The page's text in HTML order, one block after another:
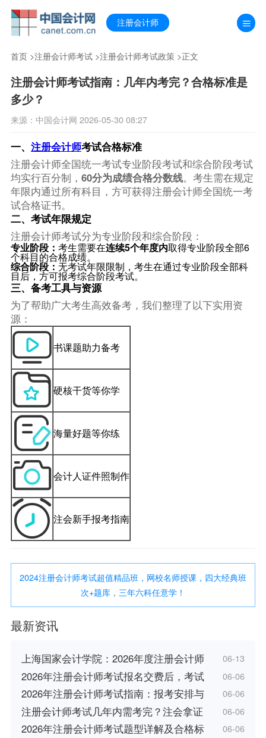
注册会计师
首页>注册会计师考试>注册会计师考试政策>正文
注册会计师考试指南：几年内考完？合格标准是
多少？
来源：中国会计网 2026-05-30 08:27
一、 注册会计师考试合格标准
注册会计师全国统一考试专业阶段考试和综合阶段考试
均实行百分制， 60分为成绩合格分数线。考生需在规定
年限内通过所有科目，方可获得注册会计师全国统一考
试合格证书。
二、考试年限规定
注册会计师考试分为专业阶段和综合阶段：
专业阶段： 考生需要在连续5个年度内取得专业阶段全部6
个科目的合格成绩。
综合阶段：无考试年限限制，考生在通过专业阶段全部科
目后，方可报考综合阶段考试。
三、备考工具与资源
为了帮助广大考生高效备考，我们整理了以下实用资
源：
书课题助力备考
硬核干货等你学
海量好题等你练
会计人证件照制作
注会新手报考指南
2024注册会计师考试超值精品班，网校名师授课，四大经典班
次+题库，三年六科任意学！
最新资讯
上海国家会计学院：2026年度注册会计师 06-13
2026年注册会计师考试报名交费后，考试 06-06
2026年注册会计师考试指南：报考安排与 06-06
注册会计师考试几年内需考完？注会拿证 06-06
2026年注册会计师考试题型详解及合格标 06-06